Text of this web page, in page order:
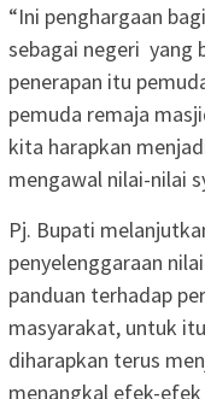
“Ini penghargaan
sebagai negeri yang
penerapan itu
pemuda remaja
kita harapkan
mengawal nilai-nilai
Pj. Bupati
penyelenggaraan
panduan terhadap
masyarakat, untuk
diharapkan terus
menangkal efek-